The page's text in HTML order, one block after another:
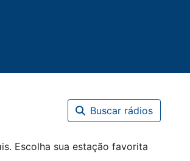
Buscar rádios
Escolha sua estação favorita